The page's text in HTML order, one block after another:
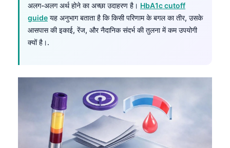
अलग-अलग अर्थ होने का अच्छा उदाहरण है। HbA1c cutoff
guide यह अनुभाग बताता है कि किसी परिणाम के बगल का तीर, उसके
आसपास की इकाई, रेंज, और नैदानिक संदर्भ की तुलना में कम उपयोगी
क्यों है।.